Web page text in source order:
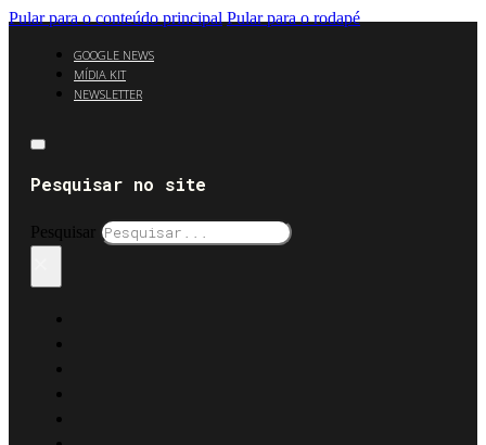
Pular para o conteúdo principal Pular para o rodapé
GOOGLE NEWS
MÍDIA KIT
NEWSLETTER
Pesquisar no site
Pesquisar